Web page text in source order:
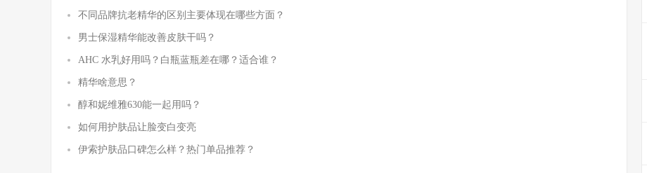
不同品牌抗老精华的区别主要体现在哪些方面？
男士保湿精华能改善皮肤干吗？
AHC 水乳好用吗？白瓶蓝瓶差在哪？适合谁？
精华啥意思？
醇和妮维雅630能一起用吗？
如何用护肤品让脸变白变亮
伊索护肤品口碑怎么样？热门单品推荐？